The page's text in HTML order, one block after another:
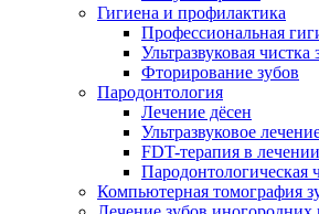
Гигиена и профилактика
Профессиональная
Ультразвуковая чистка
Фторирование зубов
Пародонтология
Лечение дёсен
Ультразвуковое
FDT-терапия в
Пародонтологическая
Компьютерная томография